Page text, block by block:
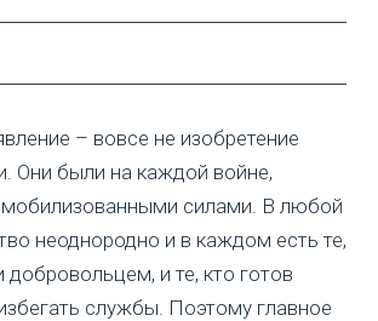
– вовсе не изобретение
Они были на каждой войне,
силами. В любой
неоднородно и в каждом есть те,
добровольцем, и те, кто готов
службы. Поэтому главное